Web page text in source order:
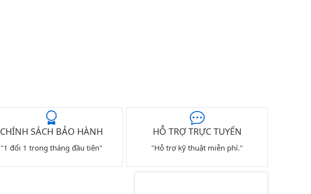
CHÍNH SÁCH BẢO HÀNH
"1 đổi 1 trong tháng đầu tiên"
HỖ TRỢ TRỰC TUYẾN
"Hỗ trợ kỹ thuật miễn phí."